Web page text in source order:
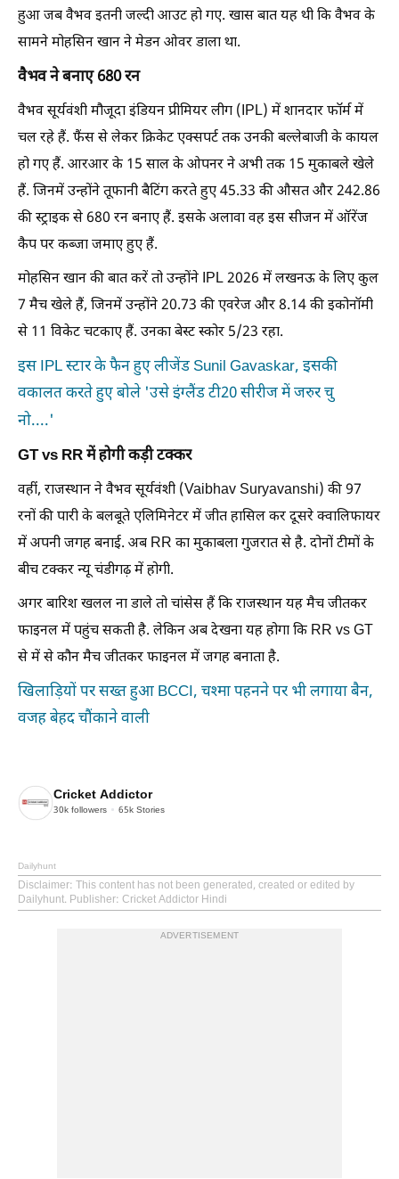
हुआ जब वैभव इतनी जल्दी आउट हो गए. खास बात यह थी कि वैभव के
सामने मोहसिन खान ने मेडन ओवर डाला था.
वैभव ने बनाए 680 रन
वैभव सूर्यवंशी मौजूदा इंडियन प्रीमियर लीग (IPL) में शानदार फॉर्म में
चल रहे हैं. फैंस से लेकर क्रिकेट एक्सपर्ट तक उनकी बल्लेबाजी के कायल
हो गए हैं. आरआर के 15 साल के ओपनर ने अभी तक 15 मुकाबले खेले
हैं. जिनमें उन्होंने तूफानी बैटिंग करते हुए 45.33 की औसत और 242.86
की स्ट्राइक से 680 रन बनाए हैं. इसके अलावा वह इस सीजन में ऑरेंज
कैप पर कब्जा जमाए हुए हैं.
मोहसिन खान की बात करें तो उन्होंने IPL 2026 में लखनऊ के लिए कुल
7 मैच खेले हैं, जिनमें उन्होंने 20.73 की एवरेज और 8.14 की इकोनॉमी
से 11 विकेट चटकाए हैं. उनका बेस्ट स्कोर 5/23 रहा.
इस IPL स्टार के फैन हुए लीजेंड Sunil Gavaskar, इसकी
वकालत करते हुए बोले 'उसे इंग्लैंड टी20 सीरीज में जरुर चु
नो....'
GT vs RR में होगी कड़ी टक्कर
वहीं, राजस्थान ने वैभव सूर्यवंशी (Vaibhav Suryavanshi) की 97
रनों की पारी के बलबूते एलिमिनेटर में जीत हासिल कर दूसरे क्वालिफायर
में अपनी जगह बनाई. अब RR का मुकाबला गुजरात से है. दोनों टीमों के
बीच टक्कर न्यू चंडीगढ़ में होगी.
अगर बारिश खलल ना डाले तो चांसेस हैं कि राजस्थान यह मैच जीतकर
फाइनल में पहुंच सकती है. लेकिन अब देखना यह होगा कि RR vs GT
से में से कौन मैच जीतकर फाइनल में जगह बनाता है.
खिलाड़ियों पर सख्त हुआ BCCI, चश्मा पहनने पर भी लगाया बैन,
वजह बेहद चौंकाने वाली
Cricket Addictor
30k followers 65k Stories
Dailyhunt
Disclaimer: This content has not been generated, created or edited by
Dailyhunt. Publisher: Cricket Addictor Hindi
ADVERTISEMENT